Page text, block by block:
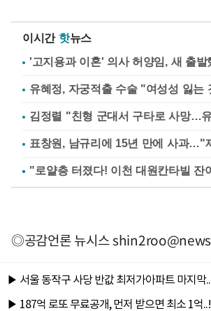
이시간 핫뉴스
'고지용과 이혼' 의사 허양임, 새 출발
유혜정, 자궁적출 수술 "여성성 잃
김정렬 "친형 군대서 구타로 사망…
표창원, 남규리에 15년 만에 사과…"
◎공감언론 뉴시스